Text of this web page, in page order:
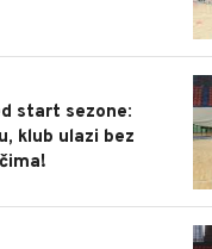
start sezone:
klub ulazi bez